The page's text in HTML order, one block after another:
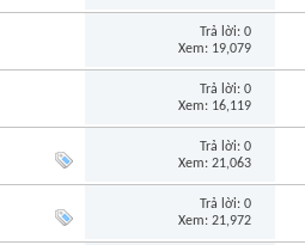
Trả lời: 0
Xem: 19,079
Trả lời: 0
Xem: 16,119
Trả lời: 0
Xem: 21,063
Trả lời: 0
Xem: 21,972